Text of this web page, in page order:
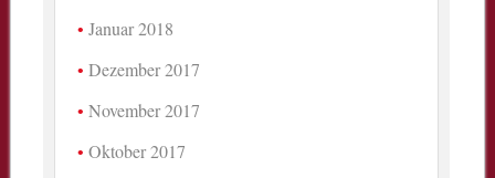
Januar 2018
Dezember 2017
November 2017
Oktober 2017